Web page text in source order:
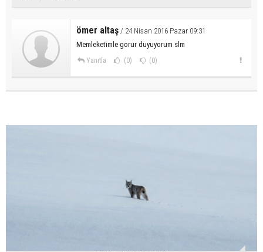
ömer altaş / 24 Nisan 2016 Pazar 09:31
Memleketimle gorur duyuyorum slm
Yanıtla (0) (0)